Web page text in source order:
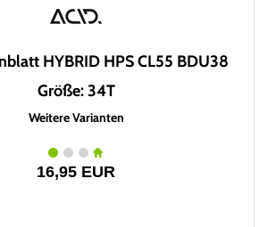
HYBRID HPS CL55 BDU38
Größe: 34T
Weitere Varianten
16,95 EUR